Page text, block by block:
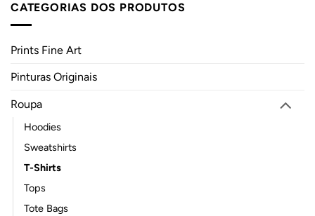
CATEGORIAS DOS PRODUTOS
Prints Fine Art
Pinturas Originais
Roupa
Hoodies
Sweatshirts
T-Shirts
Tops
Tote Bags